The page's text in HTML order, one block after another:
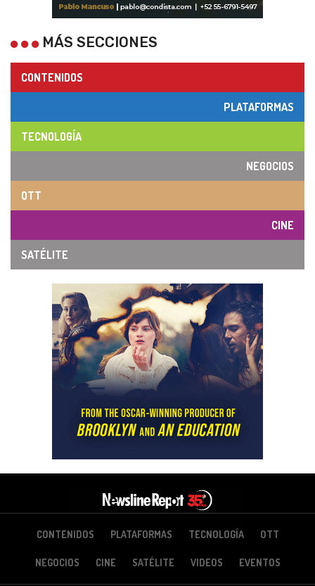
MÁS SECCIONES
CONTENIDOS
PLATAFORMAS
TECNOLOGÍA
NEGOCIOS
OTT
CINE
SATÉLITE
CONTENIDOS PLATAFORMAS TECNOLOGÍA OTT
NEGOCIOS CINE SATÉLITE VIDEOS EVENTOS